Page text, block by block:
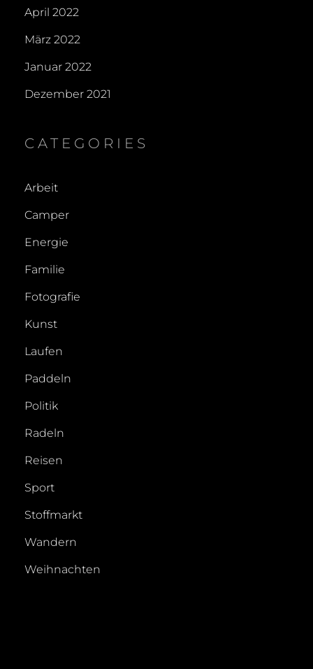
April 2022
März 2022
Januar 2022
Dezember 2021
CATEGORIES
Arbeit
Camper
Energie
Familie
Fotografie
Kunst
Laufen
Paddeln
Politik
Radeln
Reisen
Sport
Stoffmarkt
Wandern
Weihnachten